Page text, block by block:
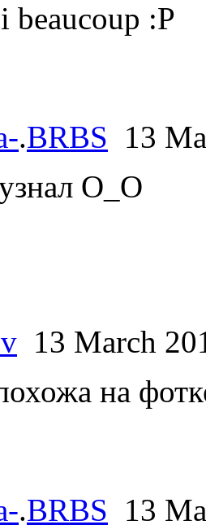
beaucoup :P
.BRBS 13
О_О
13 March
на
.BRBS 13